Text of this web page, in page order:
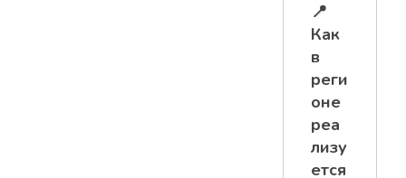
📍
Как
в
реги
оне
реа
лизу
ется